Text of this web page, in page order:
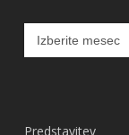
Arhiv
Predstavitev